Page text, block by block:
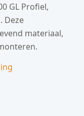
GL Profiel,
Deze
materiaal,